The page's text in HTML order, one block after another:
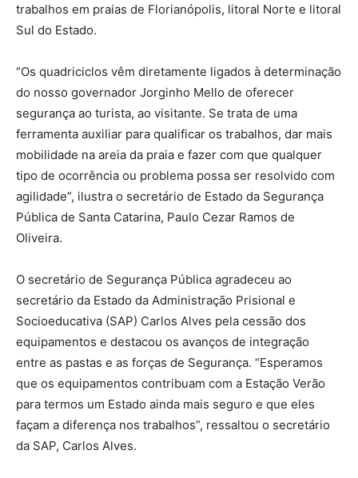
trabalhos em praias de Florianópolis, litoral Norte e litoral
Sul do Estado.
“Os quadriciclos vêm diretamente ligados à determinação
do nosso governador Jorginho Mello de oferecer
segurança ao turista, ao visitante. Se trata de uma
ferramenta auxiliar para qualificar os trabalhos, dar mais
mobilidade na areia da praia e fazer com que qualquer
tipo de ocorrência ou problema possa ser resolvido com
agilidade”, ilustra o secretário de Estado da Segurança
Pública de Santa Catarina, Paulo Cezar Ramos de
Oliveira.
O secretário de Segurança Pública agradeceu ao
secretário da Estado da Administração Prisional e
Socioeducativa (SAP) Carlos Alves pela cessão dos
equipamentos e destacou os avanços de integração
entre as pastas e as forças de Segurança. “Esperamos
que os equipamentos contribuam com a Estação Verão
para termos um Estado ainda mais seguro e que eles
façam a diferença nos trabalhos”, ressaltou o secretário
da SAP, Carlos Alves.